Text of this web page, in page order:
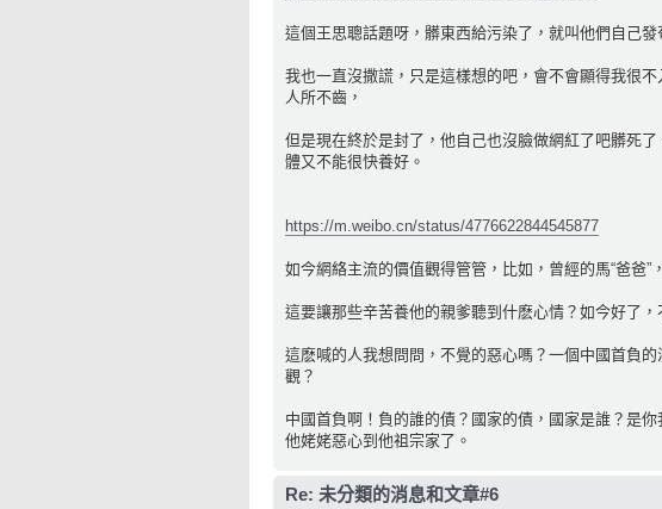
這個王思聰話題呀，髒東西給污染了，就叫他們自己
我也一直沒撒謊，只是這樣想的吧，會不會顯得我很
人所不齒，
但是現在終於是封了，他自己也沒臉做網紅了吧髒死
體又不能很快養好。
https://m.weibo.cn/status/4776622844545877
如今網絡主流的價值觀得管管，比如，曾經的馬“爸爸”
這要讓那些辛苦養他的親爹聽到什麽心情？如今好了，
這麽喊的人我想問問，不覺的惡心嗎？一個中國首負
觀？
中國首負啊！負的誰的債？國家的債，國家是誰？是
他姥姥惡心到他祖宗家了。
Re: 未分類的消息和文章#6